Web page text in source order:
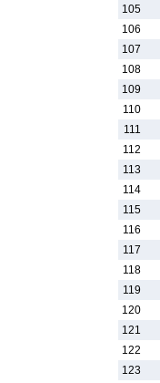
105
106
107
108
109
110
111
112
113
114
115
116
117
118
119
120
121
122
123